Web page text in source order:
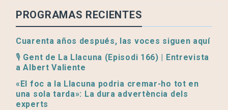
PROGRAMAS RECIENTES
Cuarenta años después, las voces siguen aquí
🎙️ Gent de La Llacuna (Episodi 166) | Entrevista
a Albert Valiente
«El foc a la Llacuna podria cremar-ho tot en
una sola tarda»: La dura advertència dels
experts